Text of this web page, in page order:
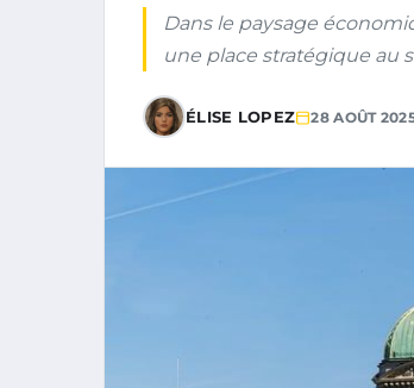
Dans le paysage
une place stratégique au
ÉLISE LOPEZ 28 AOÛT